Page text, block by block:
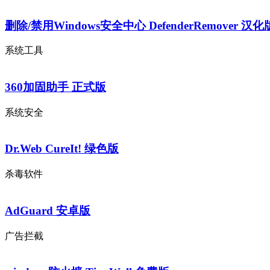
删除/禁用Windows安全中心 DefenderRemover 汉化
系统工具
360加固助手 正式版
系统安全
Dr.Web CureIt! 绿色版
杀毒软件
AdGuard 安卓版
广告拦截